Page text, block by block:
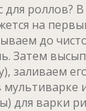
для роллов?
на
до
Затем
заливаем
мультиварке
для варки